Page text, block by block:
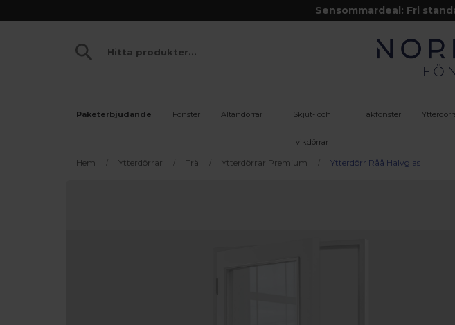
Sensommardeal: Fri
Paketerbjudande Fönster Altandörrar Skjut- och
vikdörrar
Takfönster
Hem Ytterdörrar Trä Ytterdörrar Premium Ytterdörr Råå Halvglas